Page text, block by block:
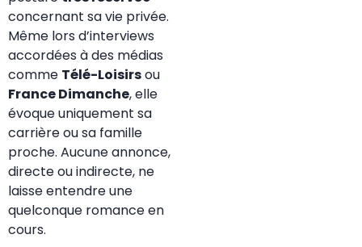
concernant sa vie privée.
Même lors d’interviews
accordées à des médias
comme Télé-Loisirsou
France Dimanche, elle
évoque uniquement sa
carrière ou sa famille
proche. Aucune annonce,
directe ou indirecte, ne
laisse entendre une
quelconque romance en
cours.